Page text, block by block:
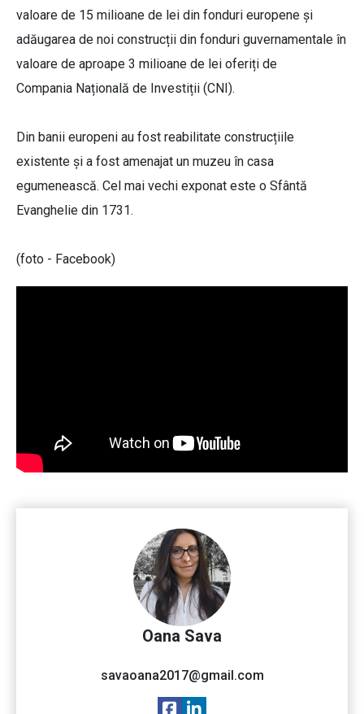
valoare de 15 milioane de lei din fonduri europene și
adăugarea de noi construcții din fonduri guvernamentale în
valoare de aproape 3 milioane de lei oferiți de
Compania Națională de Investiții (CNI).
Din banii europeni au fost reabilitate construcțiile
existente și a fost amenajat un muzeu în casa
egumenească. Cel mai vechi exponat este o Sfântă
Evanghelie din 1731.
(foto - Facebook)
Oana Sava
savaoana2017@gmail.com